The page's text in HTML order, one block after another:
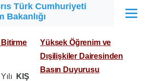
Türk Cumhuriyeti
Bakanlığı
Menü
Bitirme
KIŞ
Yüksek Öğrenim ve
Dışilişkiler Dairesinden
Basın Duyurusu